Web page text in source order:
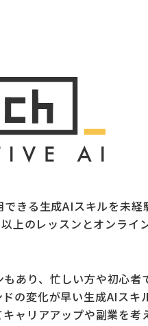
きる生成AIスキルを未経
上のレッスンとオンライ
あり、忙しい方や初心者
の変化が早い生成AIスキ
ャリアアップや副業を考